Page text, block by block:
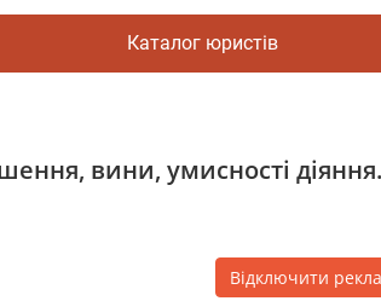
Каталог юристів
вини, умисності діяння.
Відключити